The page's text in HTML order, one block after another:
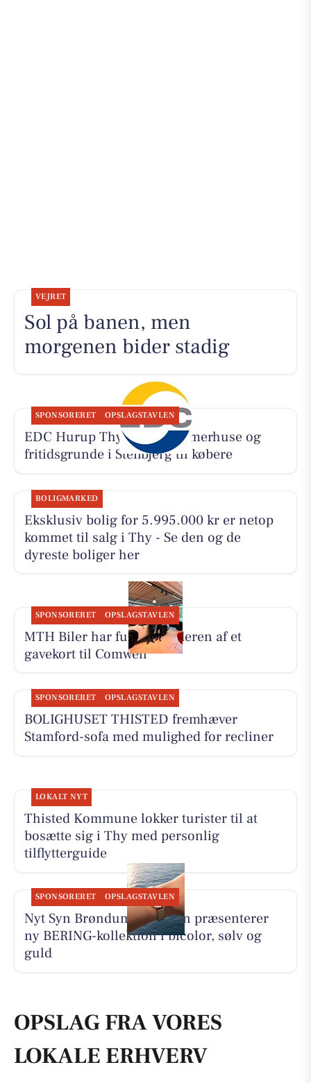
VEJRET
Sol på banen, men
morgenen bider stadig
SPONSORERET OPSLAGSTAVLEN
EDC Hurup Thy søger sommerhuse og
fritidsgrunde i Stenbjerg til købere
BOLIGMARKED
Eksklusiv bolig for 5.995.000 kr er netop
kommet til salg i Thy - Se den og de
dyreste boliger her
SPONSORERET OPSLAGSTAVLEN
MTH Biler har fundet vinderen af et
gavekort til Comwell
SPONSORERET OPSLAGSTAVLEN
BOLIGHUSET THISTED fremhæver
Stamford-sofa med mulighed for recliner
LOKALT NYT
Thisted Kommune lokker turister til at
bosætte sig i Thy med personlig
tilflytterguide
SPONSORERET OPSLAGSTAVLEN
Nyt Syn Brøndum Jeppesen præsenterer
ny BERING-kollektion i bicolor, sølv og
guld
OPSLAG FRA VORES
LOKALE ERHVERV